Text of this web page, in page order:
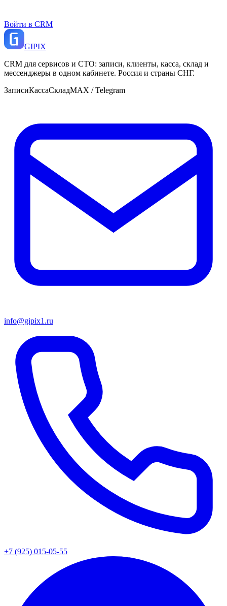
Войти в CRM
GIPIX
CRM для сервисов и СТО: записи, клиенты, касса, склад и
мессенджеры в одном кабинете. Россия и страны СНГ.
ЗаписиКассаСкладMAX / Telegram
info@gipix1.ru
+7 (925) 015-05-55